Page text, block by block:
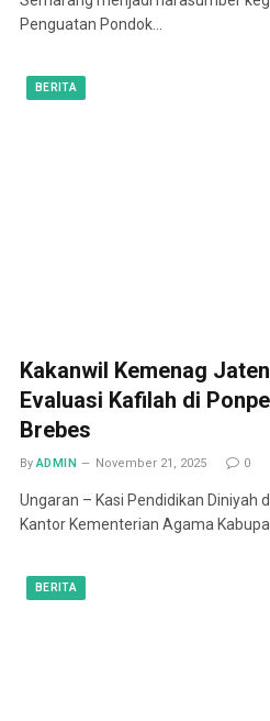
Penguatan Pondok…
BERITA
Kakanwil Kemenag
Evaluasi Kafilah di
Brebes
By ADMIN November 21, 2025 0
Ungaran – Kasi Pendidikan Diniyah
Kantor Kementerian Agama
BERITA